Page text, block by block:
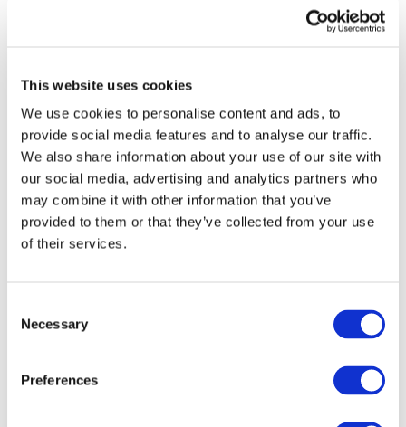
This website uses cookies
We use cookies to personalise content and ads, to
provide social media features and to analyse our traffic.
We also share information about your use of our site with
our social media, advertising and analytics partners who
may combine it with other information that you’ve
provided to them or that they’ve collected from your use
of their services.
Selection
Necessary
Preferences
Les équipes du complexe cannier éco-industriel Omnicanede la
Baraques’emploient à ajouter toujours plus de valeur à la canne
à sucre cultivée dans le sud de l’île Maurice.Dans le cadre d’une
stratégie de développement durable et inclusif, le cluster
accueille une nouvelle unité, unique en son genre, pour
valoriser les résidus de combustion des centrales de production
d’énergie électrique et de vapeur.